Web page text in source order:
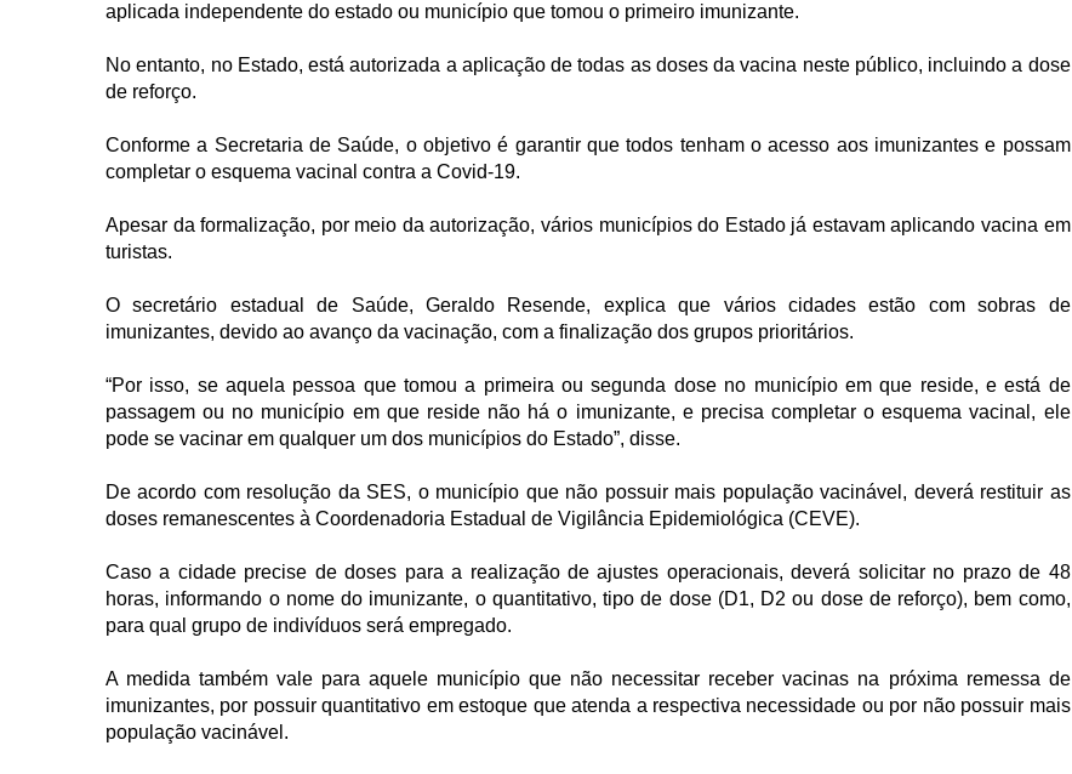
aplicada independente do estado ou município que tomou o primeiro imunizante.
No entanto, no Estado, está autorizada a aplicação de todas as doses da vacina neste público, incluindo a dose
de reforço.
Conforme a Secretaria de Saúde, o objetivo é garantir que todos tenham o acesso aos imunizantes e possam
completar o esquema vacinal contra a Covid-19.
Apesar da formalização, por meio da autorização, vários municípios do Estado já estavam aplicando vacina em
turistas.
O secretário estadual de Saúde, Geraldo Resende, explica que vários cidades estão com sobras de
imunizantes, devido ao avanço da vacinação, com a finalização dos grupos prioritários.
“Por isso, se aquela pessoa que tomou a primeira ou segunda dose no município em que reside, e está de
passagem ou no município em que reside não há o imunizante, e precisa completar o esquema vacinal, ele
pode se vacinar em qualquer um dos municípios do Estado”, disse.
De acordo com resolução da SES, o município que não possuir mais população vacinável, deverá restituir as
doses remanescentes à Coordenadoria Estadual de Vigilância Epidemiológica (CEVE).
Caso a cidade precise de doses para a realização de ajustes operacionais, deverá solicitar no prazo de 48
horas, informando o nome do imunizante, o quantitativo, tipo de dose (D1, D2 ou dose de reforço), bem como,
para qual grupo de indivíduos será empregado.
A medida também vale para aquele município que não necessitar receber vacinas na próxima remessa de
imunizantes, por possuir quantitativo em estoque que atenda a respectiva necessidade ou por não possuir mais
população vacinável.